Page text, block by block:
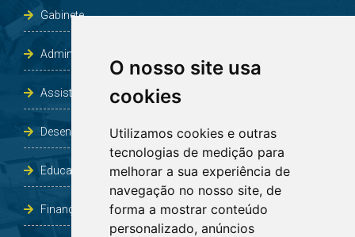
O nosso site usa
cookies
Utilizamos cookies e outras
tecnologias de medição para
melhorar a sua experiência de
navegação no nosso site, de
forma a mostrar conteúdo
personalizado, anúncios
Gabinete
Administração e Planejamento
Assistência Social e Habitação
Desenvolvimento e Obras
Educação, Cultura, Desporto, Lazer e Turismo
Finanças